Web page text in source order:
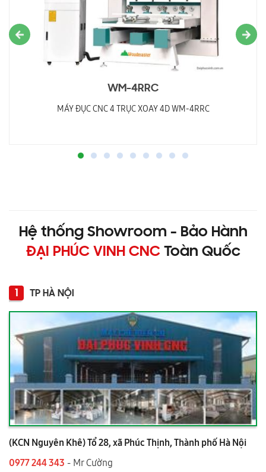
WM-4RRC
MÁY ĐỤC CNC 4 TRỤC XOAY 4D WM-4RRC
Hệ thống Showroom - Bảo Hành
ĐẠI PHÚC VINH CNCToàn Quốc
1 TP HÀ NỘI
(KCN Nguyên Khê) Tổ 28, xã Phúc Thịnh, Thành phố Hà Nội
0977 244 343 - Mr Cường